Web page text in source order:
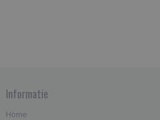
Informatie
Home